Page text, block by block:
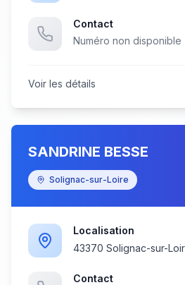
Contact
Numéro non disponible
Voir les détails
SANDRINE BESSE
Solignac-sur-Loire
Localisation
43370 Solignac-sur-
Contact